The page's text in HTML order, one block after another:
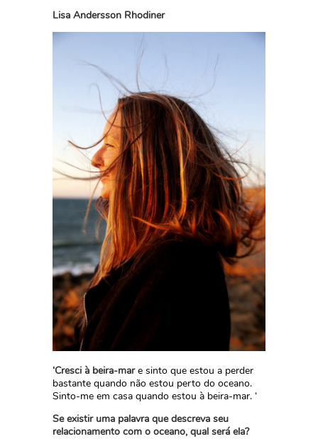
Lisa Andersson Rhodiner
‘Cresci à beira-mare sinto que estou a perder
bastante quando não estou perto do oceano.
Sinto-me em casa quando estou à beira-mar. ‘
Se existir uma palavra que descreva seu
relacionamento com o oceano, qual será ela?